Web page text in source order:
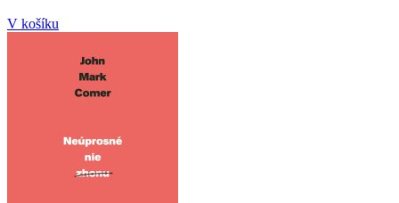
V košíku